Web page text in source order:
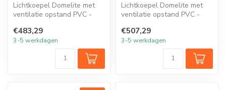
Lichtkoepel Domelite met
ventilatie opstand PVC -
acryla...
€483,29
3-5 werkdagen
Lichtkoepel Domelite met
ventilatie opstand PVC -
acrylaat S...
€507,29
3-5 werkdagen